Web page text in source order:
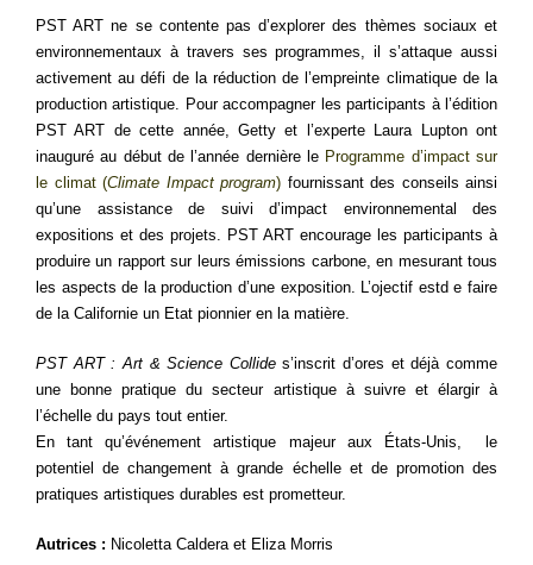
PST ART ne se contente pas d’explorer des thèmes sociaux et
environnementaux à travers ses programmes, il s’attaque aussi
activement au défi de la réduction de l’empreinte climatique de la
production artistique. Pour accompagner les participants à l’édition
PST ART de cette année, Getty et l’experte Laura Lupton ont
inauguré au début de l’année dernière le Programme d’impact sur
le climat (Climate Impact program) fournissant des conseils ainsi
qu’une assistance de suivi d’impact environnemental des
expositions et des projets. PST ART encourage les participants à
produire un rapport sur leurs émissions carbone, en mesurant tous
les aspects de la production d’une exposition. L’ojectif estd e faire
de la Californie un Etat pionnier en la matière.
PST ART : Art & Science Collides’inscrit d’ores et déjà comme
une bonne pratique du secteur artistique à suivre et élargir à
l’échelle du pays tout entier.
En tant qu’événement artistique majeur aux États-Unis, le
potentiel de changement à grande échelle et de promotion des
pratiques artistiques durables est prometteur.
Autrices : Nicoletta Caldera et Eliza Morris